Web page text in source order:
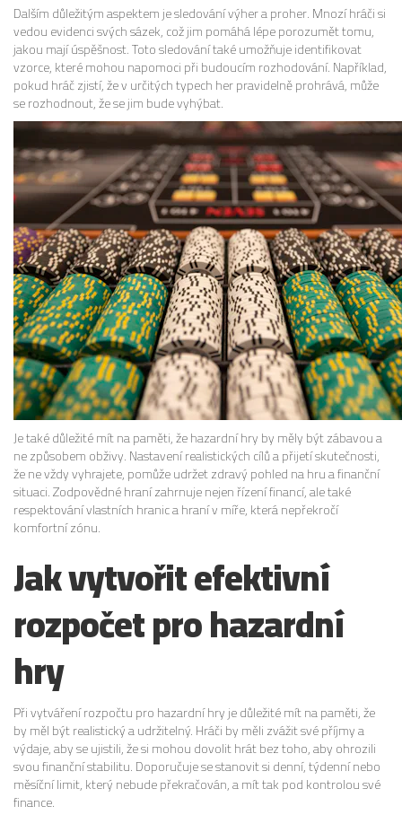
Dalším důležitým aspektem je sledování výher a proher. Mnozí hráči si
vedou evidenci svých sázek, což jim pomáhá lépe porozumět tomu,
jakou mají úspěšnost. Toto sledování také umožňuje identifikovat
vzorce, které mohou napomoci při budoucím rozhodování. Například,
pokud hráč zjistí, že v určitých typech her pravidelně prohrává, může
se rozhodnout, že se jim bude vyhýbat.
Je také důležité mít na paměti, že hazardní hry by měly být zábavou a
ne způsobem obživy. Nastavení realistických cílů a přijetí skutečnosti,
že ne vždy vyhrajete, pomůže udržet zdravý pohled na hru a finanční
situaci. Zodpovědné hraní zahrnuje nejen řízení financí, ale také
respektování vlastních hranic a hraní v míře, která nepřekročí
komfortní zónu.
Jak vytvořit efektivní
rozpočet pro hazardní
hry
Při vytváření rozpočtu pro hazardní hry je důležité mít na paměti, že
by měl být realistický a udržitelný. Hráči by měli zvážit své příjmy a
výdaje, aby se ujistili, že si mohou dovolit hrát bez toho, aby ohrozili
svou finanční stabilitu. Doporučuje se stanovit si denní, týdenní nebo
měsíční limit, který nebude překračován, a mít tak pod kontrolou své
finance.